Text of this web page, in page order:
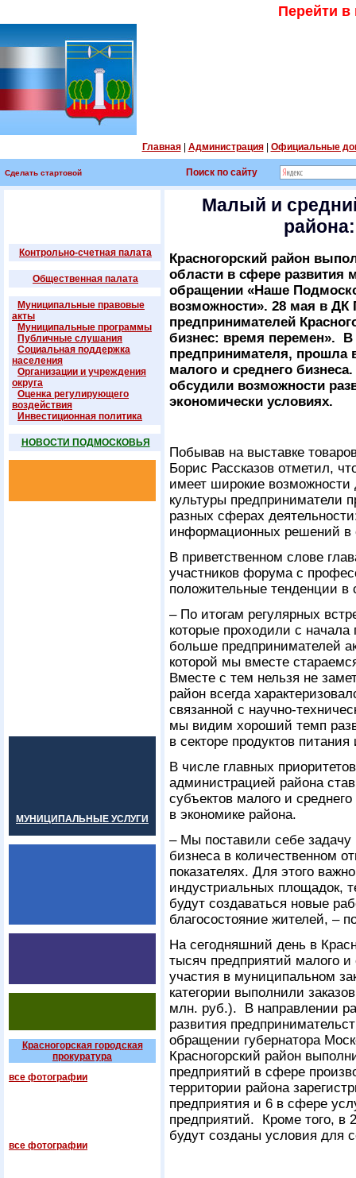
Перейти
Главная| Администрация| Официальные
Сделать стартовой Поиск по сайту
Контрольно-счетная палата
Общественная палата
Муниципальные правовые
акты
Муниципальные программы
Публичные слушания
Социальная поддержка
населения
Организации и учреждения
округа
Оценка регулирующего
воздействия
Инвестиционная политика
НОВОСТИ ПОДМОСКОВЬЯ
МУНИЦИПАЛЬНЫЕ УСЛУГИ
Красногорская городская
прокуратура
все фотографии
все фотографии
Малый и
Красногорский район
области в сфере развития
обращении «Наше
возможности». 28 мая в
предпринимателей
бизнес: время перемен».
предпринимателя, прошла
малого и среднего
обсудили возможности
экономически условиях.
Побывав на выставке
Борис Рассказов отметил,
имеет широкие
культуры предприниматели
разных сферах
информационных решений в
В приветственном слове
участников форума с
положительные тенденции в
– По итогам регулярных
которые проходили с
больше предпринимателей
которой мы вместе
Вместе с тем нельзя не
район всегда
связанной с научно-
мы видим хороший темп
в секторе продуктов питания
В числе главных
администрацией района
субъектов малого и
в экономике района.
– Мы поставили себе задачу
бизнеса в количественном
показателях. Для этого
индустриальных площадок,
будут создаваться новые
благосостояние жителей, –
На сегодняшний день в
тысяч предприятий малого
участия в муниципальном
категории выполнили
млн. руб.). В направлении
развития
обращении губернатора
Красногорский район
предприятий в сфере
территории района
предприятия и 6 в сфере
предприятий. Кроме того, в
будут созданы условия